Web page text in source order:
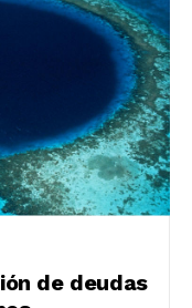
de deudas